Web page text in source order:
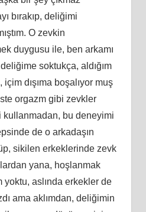
bırakıp, deliğimi
O zevkin
duygusu ile, ben arkamı
soktukça, aldığım
dışıma boşalıyor muş
orgazm gibi zevkler
kullanmadan, bu deneyimi
de o arkadaşın
sikilen erkeklerinde zevk
yana, hoşlanmak
yoktu, aslında erkekler de
ama aklımdan, deliğimin